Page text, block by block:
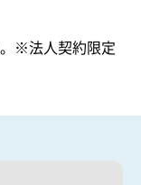
※法人契約限定